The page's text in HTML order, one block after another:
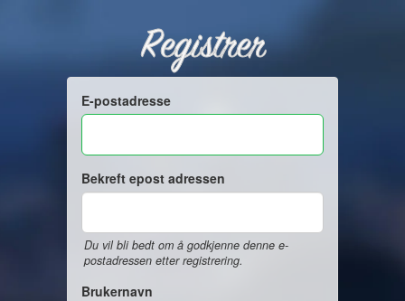
Registrer
E-postadresse
Bekreft epost adressen
Du vil bli bedt om å godkjenne denne e-
postadressen etter registrering.
Brukernavn